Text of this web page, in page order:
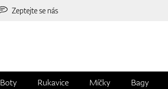
Zeptejte se nás
Boty Rukavice Míčky Bagy